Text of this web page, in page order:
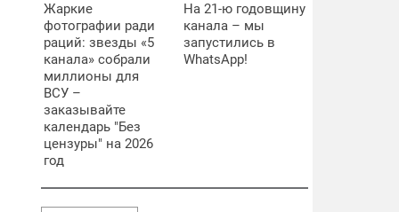
Жаркие
фотографии ради
раций: звезды «5
канала» собрали
миллионы для
ВСУ –
заказывайте
календарь "Без
цензуры" на 2026
год
На 21-ю годовщину
канала – мы
запустились в
WhatsApp!